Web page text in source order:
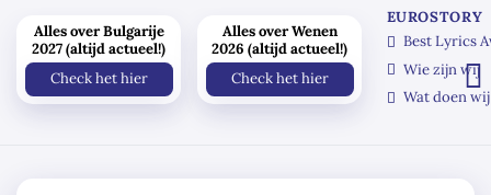
Alles over Bulgarije
2027 (altijd actueel!)
Check het hier
Alles over Wenen
2026 (altijd actueel!)
Check het hier
EUROSTORY
Best Lyrics
Wie zijn wij
Wat doen wij